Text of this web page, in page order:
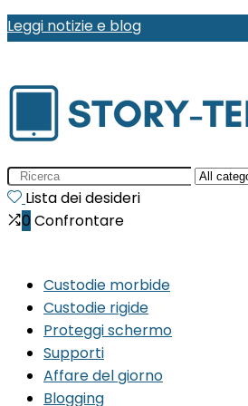
Leggi notizie e blog
Search
for:Lista dei desideri
0 Confrontare
Custodie morbide
Custodie rigide
Proteggi schermo
Supporti
Affare del giorno
Blogging